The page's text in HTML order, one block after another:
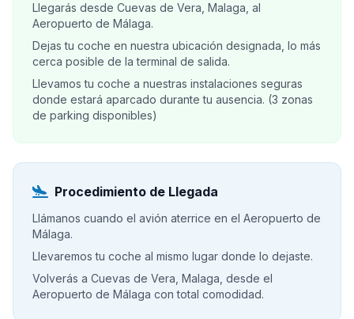
Llegarás desde Cuevas de Vera, Malaga, al
Aeropuerto de Málaga.
Dejas tu coche en nuestra ubicación designada, lo más
cerca posible de la terminal de salida.
Llevamos tu coche a nuestras instalaciones seguras
donde estará aparcado durante tu ausencia. (3 zonas
de parking disponibles)
Procedimiento de Llegada
Llámanos cuando el avión aterrice en el Aeropuerto de
Málaga.
Llevaremos tu coche al mismo lugar donde lo dejaste.
Volverás a Cuevas de Vera, Malaga, desde el
Aeropuerto de Málaga con total comodidad.